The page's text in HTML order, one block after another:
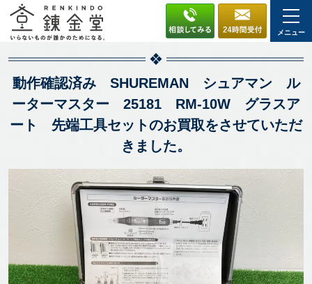
メニュー
動作確認済み SHUREMAN シュアマン ル
ーターマスター 25181 RM-10W グラスア
ート 先端工具セットのお買取をさせていただ
きました。